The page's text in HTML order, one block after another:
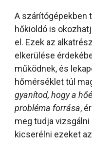
A szárítógépekben
hőkioldó is
el. Ezek az
elkerülése
működnek, és
hőmérséklet túl
gyanítod, hogy a
probléma forrása,
meg tudja
kicserélni ezeket